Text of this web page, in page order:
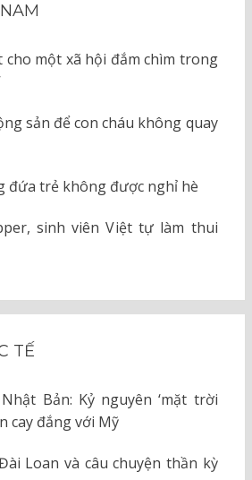
cho một xã hội đắm chìm trong
sản để con cháu không quay
đứa trẻ không được nghỉ hè
sinh viên Việt tự làm thui
TẾ
Bản: Kỷ nguyên ‘mặt trời
cay đắng với Mỹ
Loan và câu chuyện thần kỳ